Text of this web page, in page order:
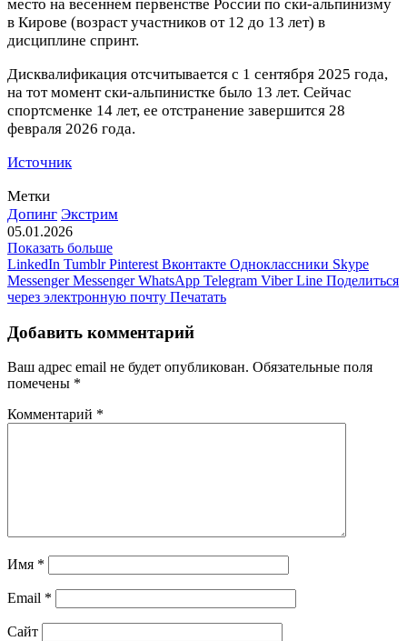
место на весеннем первенстве России по ски‑альпинизму
в Кирове (возраст участников от 12 до 13 лет) в
дисциплине спринт.
Дисквалификация отсчитывается с 1 сентября 2025 года,
на тот момент ски‑альпинистке было 13 лет. Сейчас
спортсменке 14 лет, ее отстранение завершится 28
февраля 2026 года.
Источник
Метки
Допинг Экстрим
05.01.2026
Показать больше
LinkedIn Tumblr Pinterest Вконтакте Одноклассники Skype
Messenger Messenger WhatsApp Telegram Viber Line Поделиться
через электронную почту Печатать
Добавить комментарий
Ваш адрес email не будет опубликован. Обязательные поля
помечены *
Комментарий *
Имя *
Email *
Сайт